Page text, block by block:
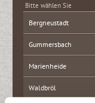
Bitte wählen Sie
Bergneustadt
Gummersbach
Marienheide
Waldbröl